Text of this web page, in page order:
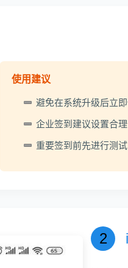
使用建议
避免在系统升级后立
企业签到建议设置合
重要签到前先进行测试
2